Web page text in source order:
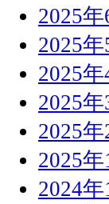
2025年
2025年
2025年
2025年
2025年
2025年
2024年